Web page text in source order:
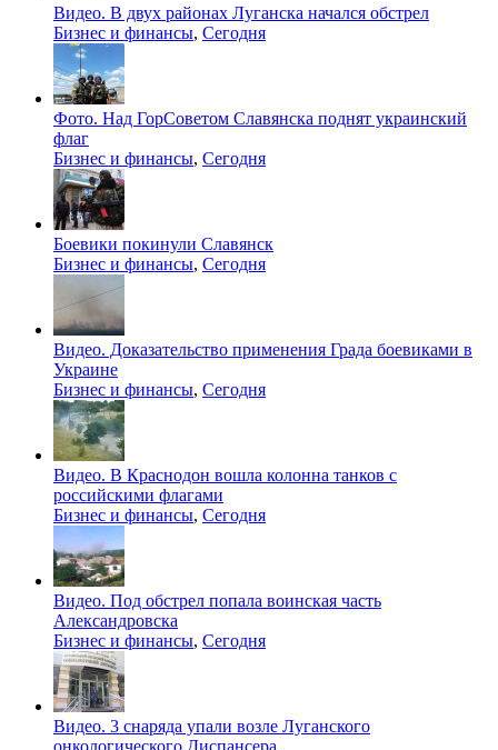
Видео. В двух районах Луганска начался обстрел
Бизнес и финансы, Сегодня
Фото. Над ГорСоветом Славянска поднят украинский
флаг
Бизнес и финансы, Сегодня
Боевики покинули Славянск
Бизнес и финансы, Сегодня
Видео. Доказательство применения Града боевиками в
Украине
Бизнес и финансы, Сегодня
Видео. В Краснодон вошла колонна танков с
российскими флагами
Бизнес и финансы, Сегодня
Видео. Под обстрел попала воинская часть
Александровска
Бизнес и финансы, Сегодня
Видео. 3 снаряда упали возле Луганского
онкологического Диспансера